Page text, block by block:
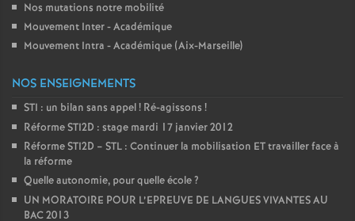
Nos mutations notre mobilité
Mouvement Inter - Académique
Mouvement Intra - Académique (Aix-Marseille)
NOS ENSEIGNEMENTS
STI : un bilan sans appel! Ré-agissons !
Réforme STI2D : stage mardi 17 janvier 2012
Réforme STI2D – STL : Continuer la mobilisation ET travailler face à
la réforme
Quelle autonomie, pour quelle école?
UN MORATOIRE POUR L’EPREUVE DE LANGUES VIVANTES AU
BAC 2013